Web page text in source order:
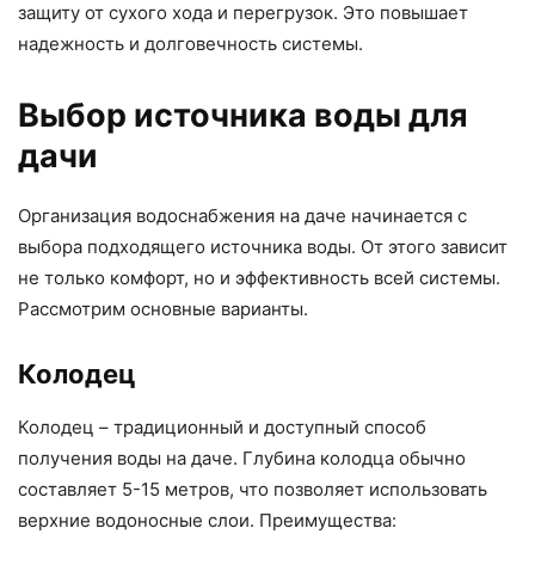
защиту от сухого хода и перегрузок. Это повышает
надежность и долговечность системы.
Выбор источника воды для
дачи
Организация водоснабжения на даче начинается с
выбора подходящего источника воды. От этого зависит
не только комфорт, но и эффективность всей системы.
Рассмотрим основные варианты.
Колодец
Колодец – традиционный и доступный способ
получения воды на даче. Глубина колодца обычно
составляет 5-15 метров, что позволяет использовать
верхние водоносные слои. Преимущества: